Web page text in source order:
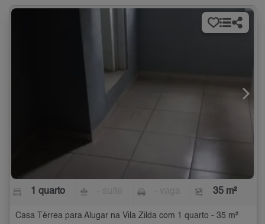
1 quarto 35 m²
Casa Térrea para Alugar na Vila Zilda com 1 quarto - 35 m²